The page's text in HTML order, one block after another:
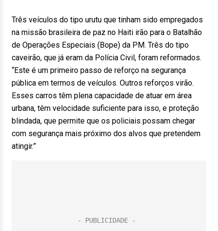
Três veículos do tipo urutu que tinham sido empregados
na missão brasileira de paz no Haiti irão para o Batalhão
de Operações Especiais (Bope) da PM. Três do tipo
caveirão, que já eram da Polícia Civil, foram reformados.
“Este é um primeiro passo de reforço na segurança
pública em termos de veículos. Outros reforços virão.
Esses carros têm plena capacidade de atuar em área
urbana, têm velocidade suficiente para isso, e proteção
blindada, que permite que os policiais possam chegar
com segurança mais próximo dos alvos que pretendem
atingir.”